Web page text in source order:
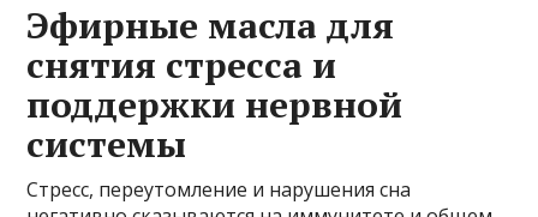
Эфирные масла для
снятия стресса и
поддержки нервной
системы
Стресс, переутомление и нарушения сна